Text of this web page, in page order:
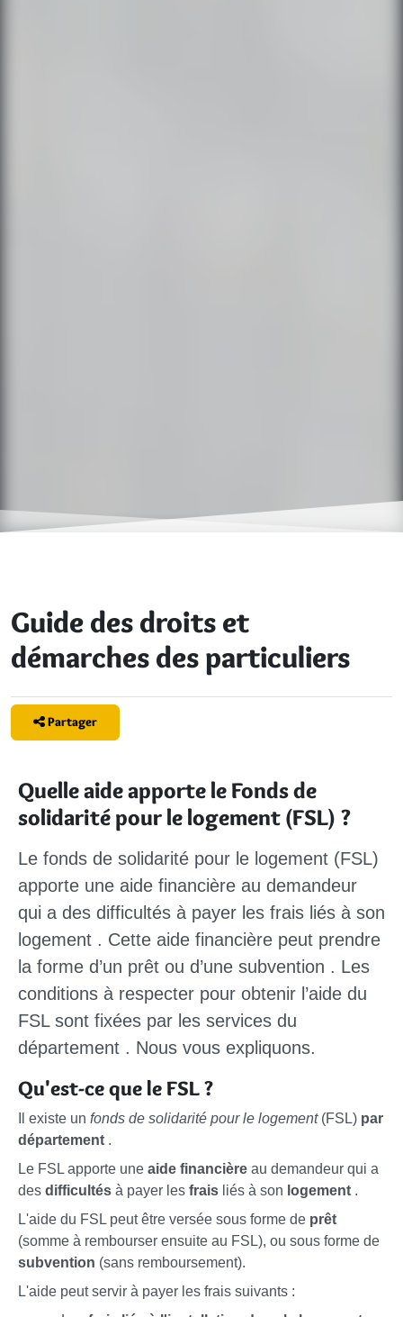
Guide des droits et
démarches des particuliers
Partager
Quelle aide apporte le Fonds de
solidarité pour le logement (FSL) ?
Le fonds de solidarité pour le logement (FSL)
apporte une aide financière au demandeur
qui a des difficultés à payer les frais liés à son
logement . Cette aide financière peut prendre
la forme d’un prêt ou d’une subvention . Les
conditions à respecter pour obtenir l’aide du
FSL sont fixées par les services du
département . Nous vous expliquons.
Qu'est-ce que le FSL ?
Il existe un fonds de solidarité pour le logement (FSL) par
département .
Le FSL apporte une aide financière au demandeur qui a
des difficultés à payer les frais liés à son logement .
L'aide du FSL peut être versée sous forme de prêt
(somme à rembourser ensuite au FSL), ou sous forme de
subvention (sans remboursement).
L'aide peut servir à payer les frais suivants :